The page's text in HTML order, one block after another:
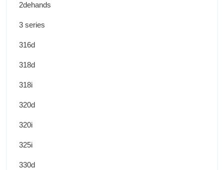
2dehands
3 series
316d
318d
318i
320d
320i
325i
330d